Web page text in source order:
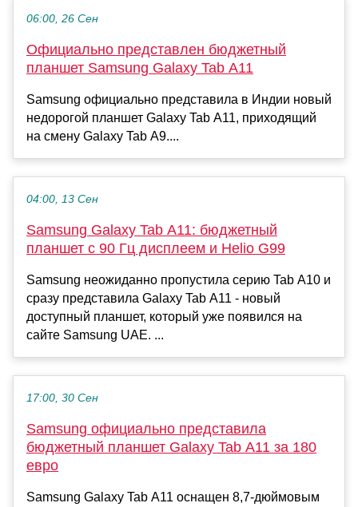
06:00, 26 Сен
Официально представлен бюджетный
планшет Samsung Galaxy Tab A11
Samsung официально представила в Индии новый
недорогой планшет Galaxy Tab A11, приходящий
на смену Galaxy Tab A9....
04:00, 13 Сен
Samsung Galaxy Tab A11: бюджетный
планшет с 90 Гц дисплеем и Helio G99
Samsung неожиданно пропустила серию Tab A10 и
сразу представила Galaxy Tab A11 - новый
доступный планшет, который уже появился на
сайте Samsung UAE. ...
17:00, 30 Сен
Samsung официально представила
бюджетный планшет Galaxy Tab A11 за 180
евро
Samsung Galaxy Tab A11 оснащен 8,7-дюймовым